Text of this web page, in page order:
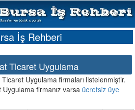
İş Rehberi
Ticaret Uygulama
Uygulama firmaları listelenmiştir.
firmanız varsa ücretsiz üye